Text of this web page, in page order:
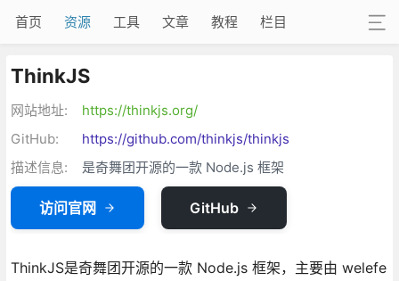
首页 资源 工具 文章 教程 栏目
ThinkJS
网站地址:
https://thinkjs.org/
GitHub:
https://github.com/thinkjs/thinkjs
描述信息:
是奇舞团开源的一款 Node.js 框架
访问官网 GitHub
ThinkJS是奇舞团开源的一款 Node.js 框架，主要由 welefe